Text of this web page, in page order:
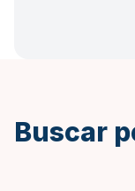
Buscar